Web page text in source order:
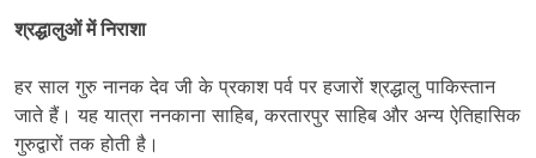
श्रद्धालुओं में निराशा
हर साल गुरु नानक देव जी के प्रकाश पर्व पर हजारों श्रद्धालु पाकिस्तान
जाते हैं। यह यात्रा ननकाना साहिब, करतारपुर साहिब और अन्य ऐतिहासिक
गुरुद्वारों तक होती है।